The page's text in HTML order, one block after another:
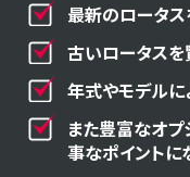
最新のロータス
古いロータスを
年式やモデルに
また豊富なオ
事なポイントに